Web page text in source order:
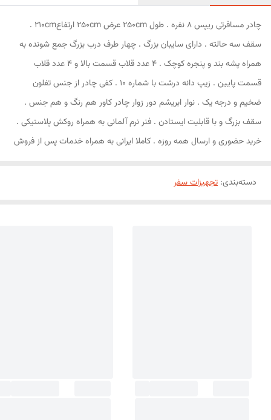
چادر مسافرتی ریپس 8 نفره . طول 250cm عرض 250cm ارتفاع210cm .
سقف سه حالته . دارای سایبان بزرگ . چهار طرف درب بزرگ جمع شونده به
همراه پشه بند و پنجره کوچک . 4 عدد قلاب قسمت بالا و 4 عدد قلاب
قسمت پایین . زیپ دانه درشت با شماره 10 . کفی چادر از جنس تفلون
ضخیم و درجه یک . نوار ابریشم دور زوار چادر کاور هم رنگ و هم جنس .
سقف بزرگ و با قابلیت ایستادن . فنر نرم آلمانی به همراه روکش پلاستیکی .
خرید حضوری و ارسال همه روزه . کاملا ایرانی به همراه خدمات پس از فروش
دسته‌بندی: تجهیزات سفر